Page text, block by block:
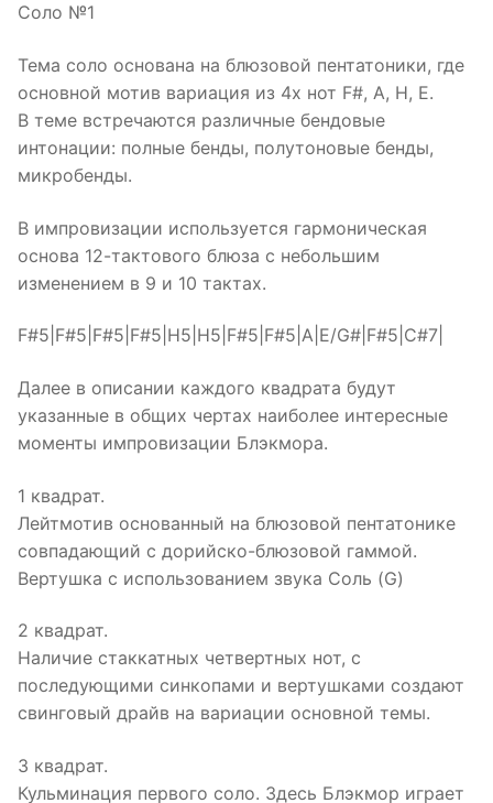
Соло №1
Тема соло основана на блюзовой пентатоники, где
основной мотив вариация из 4х нот F#, A, H, E.
В теме встречаются различные бендовые
интонации: полные бенды, полутоновые бенды,
микробенды.
В импровизации используется гармоническая
основа 12-тактового блюза с небольшим
изменением в 9 и 10 тактах.
F#5|F#5|F#5|F#5|H5|H5|F#5|F#5|A|E/G#|F#5|C#7|
Далее в описании каждого квадрата будут
указанные в общих чертах наиболее интересные
моменты импровизации Блэкмора.
1 квадрат.
Лейтмотив основанный на блюзовой пентатонике
совпадающий с дорийско-блюзовой гаммой.
Вертушка с использованием звука Соль (G)
2 квадрат.
Наличие стаккатных четвертных нот, с
последующими синкопами и вертушками создают
свинговый драйв на вариации основной темы.
3 квадрат.
Кульминация первого соло. Здесь Блэкмор играет